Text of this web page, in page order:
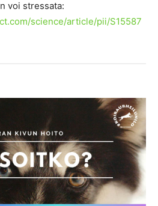
voi stressata:
science/article/pii/S15587